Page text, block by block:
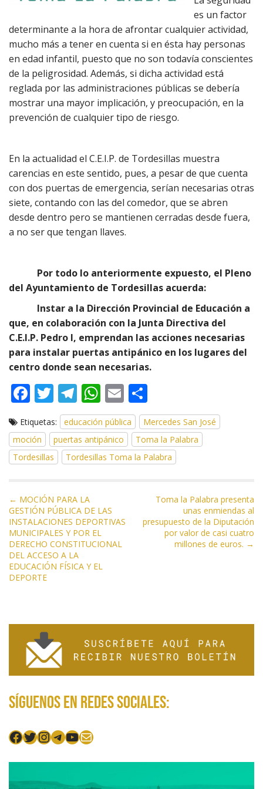
es un factor
determinante a la hora de afrontar cualquier actividad,
mucho más a tener en cuenta si en ésta hay personas
en edad infantil, puesto que no son todavía conscientes
de la peligrosidad. Además, si dicha actividad está
reglada por las administraciones públicas se debería
mostrar una mayor implicación, y preocupación, en la
prevención de cualquier tipo de riesgo.
En la actualidad el C.E.I.P. de Tordesillas muestra
carencias en este sentido, pues, a pesar de que cuenta
con dos puertas de emergencia, serían necesarias otras
siete, contando con las del comedor, que se abren
desde dentro pero se mantienen cerradas desde fuera,
a no ser que tengan llaves.
Por todo lo anteriormente expuesto, el Pleno
del Ayuntamiento de Tordesillas acuerda:
Instar a la Dirección Provincial de Educación a
que, en colaboración con la Junta Directiva del
C.E.I.P. Pedro I, emprendan las acciones necesarias
para instalar puertas antipánico en los lugares del
centro donde sean necesarias.
F
e
b
o
k
T
w
itt
er
T
el
e
gr
a
W
h
at
s
A
p
E
m
ai
l
o
m
p
ar
Etiquetas: educación pública
Mercedes San José
moción
puertas antipánico
Toma la Palabra
Tordesillas
Tordesillas Toma la Palabra
N
a
v
e
g
a
ó
n
r
a
d
← MOCIÓN PARA LA
GESTIÓN PÚBLICA DE LAS
INSTALACIONES DEPORTIVAS
MUNICIPALES Y POR EL
DERECHO CONSTITUCIONAL
DEL ACCESO A LA
EDUCACIÓN FÍSICA Y EL
DEPORTE
Toma la Palabra presenta
unas enmiendas al
presupuesto de la Diputación
por valor de casi cuatro
millones de euros. →
Síguenos en redes sociales:
Facebook
Twitter
Instagram
Telegram
YouTube
Mail